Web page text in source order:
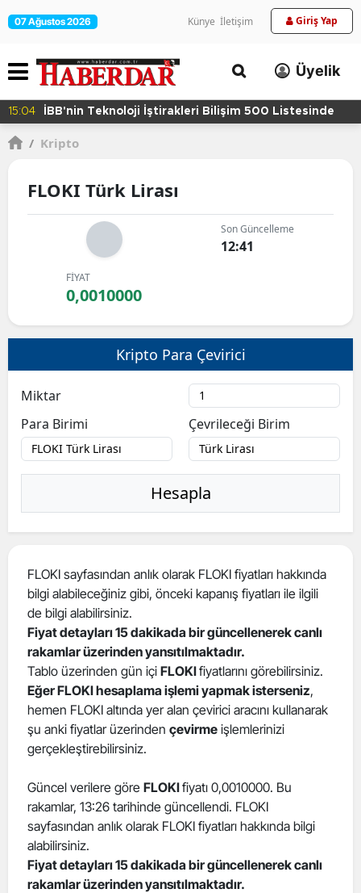
07 Ağustos 2026 Künye İletişim Giriş Yap
Üyelik
15:04 İBB'nin Teknoloji İştirakleri Bilişim 500 Listesinde
/ Kripto
FLOKI Türk Lirası
Son Güncelleme
12:41
FİYAT
0,0010000
Kripto Para Çevirici
Miktar
Para Birimi
Çevrileceği Birim
Hesapla
FLOKI sayfasından anlık olarak FLOKI fiyatları hakkında
bilgi alabileceğiniz gibi, önceki kapanış fiyatları ile ilgili
de bilgi alabilirsiniz.
Fiyat detayları 15 dakikada bir güncellenerek canlı
rakamlar üzerinden yansıtılmaktadır.
Tablo üzerinden gün içi FLOKIfiyatlarını görebilirsiniz.
Eğer FLOKI hesaplama işlemi yapmak isterseniz,
hemen FLOKI altında yer alan çevirici aracını kullanarak
şu anki fiyatlar üzerinden çevirme işlemlerinizi
gerçekleştirebilirsiniz.
Güncel verilere göre FLOKIfiyatı 0,0010000. Bu
rakamlar, 13:26 tarihinde güncellendi. FLOKI
sayfasından anlık olarak FLOKI fiyatları hakkında bilgi
alabilirsiniz.
Fiyat detayları 15 dakikada bir güncellenerek canlı
rakamlar üzerinden yansıtılmaktadır.